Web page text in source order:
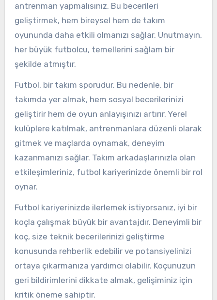
antrenman yapmalısınız. Bu becerileri
geliştirmek, hem bireysel hem de takım
oyununda daha etkili olmanızı sağlar. Unutmayın,
her büyük futbolcu, temellerini sağlam bir
şekilde atmıştır.
Futbol, bir takım sporudur. Bu nedenle, bir
takımda yer almak, hem sosyal becerilerinizi
geliştirir hem de oyun anlayışınızı artırır. Yerel
kulüplere katılmak, antrenmanlara düzenli olarak
gitmek ve maçlarda oynamak, deneyim
kazanmanızı sağlar. Takım arkadaşlarınızla olan
etkileşimleriniz, futbol kariyerinizde önemli bir rol
oynar.
Futbol kariyerinizde ilerlemek istiyorsanız, iyi bir
koçla çalışmak büyük bir avantajdır. Deneyimli bir
koç, size teknik becerilerinizi geliştirme
konusunda rehberlik edebilir ve potansiyelinizi
ortaya çıkarmanıza yardımcı olabilir. Koçunuzun
geri bildirimlerini dikkate almak, gelişiminiz için
kritik öneme sahiptir.